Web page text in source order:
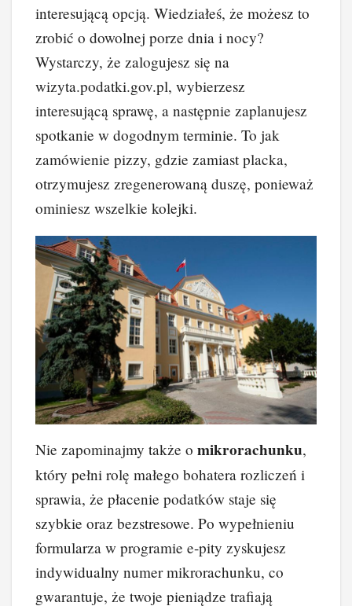
interesującą opcją. Wiedziałeś, że możesz to
zrobić o dowolnej porze dnia i nocy?
Wystarczy, że zalogujesz się na
wizyta.podatki.gov.pl, wybierzesz
interesującą sprawę, a następnie zaplanujesz
spotkanie w dogodnym terminie. To jak
zamówienie pizzy, gdzie zamiast placka,
otrzymujesz zregenerowaną duszę, ponieważ
ominiesz wszelkie kolejki.
Nie zapominajmy także o mikrorachunku,
który pełni rolę małego bohatera rozliczeń i
sprawia, że płacenie podatków staje się
szybkie oraz bezstresowe. Po wypełnieniu
formularza w programie e-pity zyskujesz
indywidualny numer mikrorachunku, co
gwarantuje, że twoje pieniądze trafiają